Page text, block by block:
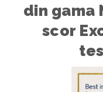
din gama
scor